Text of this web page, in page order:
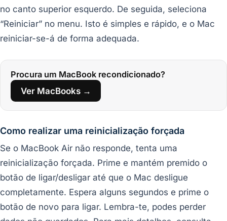
no canto superior esquerdo. De seguida, seleciona
“Reiniciar” no menu. Isto é simples e rápido, e o Mac
reiniciar-se-á de forma adequada.
Procura um MacBook recondicionado?
Ver MacBooks →
Como realizar uma reinicialização forçada
Se o MacBook Air não responde, tenta uma
reinicialização forçada. Prime e mantém premido o
botão de ligar/desligar até que o Mac desligue
completamente. Espera alguns segundos e prime o
botão de novo para ligar. Lembra-te, podes perder